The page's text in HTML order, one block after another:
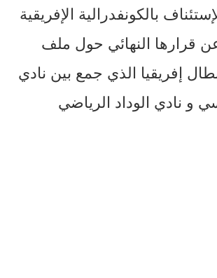
بالكونفدرالية الإفريقية
قرارها النهائي حول ملف
إفريقيا الذي جمع بين نادي
و نادي الوداد الرياضي